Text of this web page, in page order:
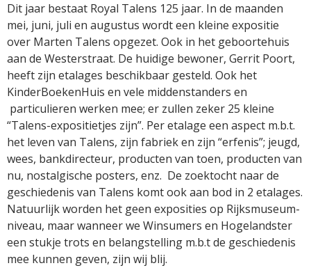
Dit jaar bestaat Royal Talens 125 jaar. In de maanden
mei, juni, juli en augustus wordt een kleine expositie
over Marten Talens opgezet. Ook in het geboortehuis
aan de Westerstraat. De huidige bewoner, Gerrit Poort,
heeft zijn etalages beschikbaar gesteld. Ook het
KinderBoekenHuis en vele middenstanders en
particulieren werken mee; er zullen zeker 25 kleine
“Talens-expositietjes zijn”. Per etalage een aspect m.b.t.
het leven van Talens, zijn fabriek en zijn “erfenis”; jeugd,
wees, bankdirecteur, producten van toen, producten van
nu, nostalgische posters, enz. De zoektocht naar de
geschiedenis van Talens komt ook aan bod in 2 etalages.
Natuurlijk worden het geen exposities op Rijksmuseum-
niveau, maar wanneer we Winsumers en Hogelandster
een stukje trots en belangstelling m.b.t de geschiedenis
mee kunnen geven, zijn wij blij.